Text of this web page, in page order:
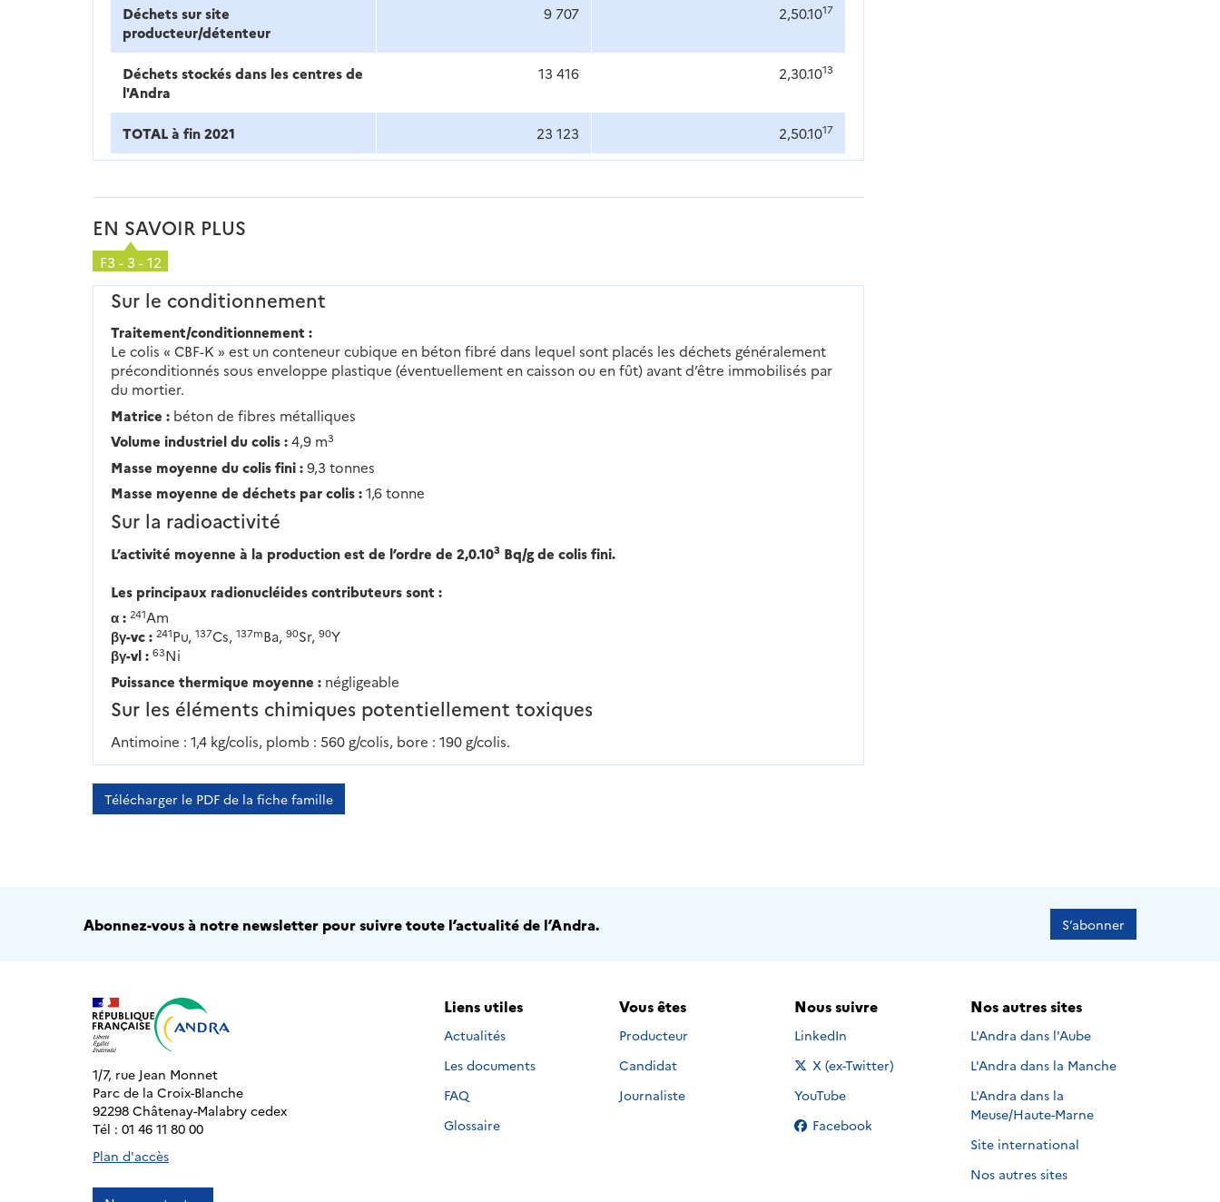
Déchets sur site
producteur/détenteur
9 707 2,50.1017
Déchets stockés dans les centres de
l'Andra
13 416 2,30.1013
TOTAL à fin 2021 23 123 2,50.1017
EN SAVOIR PLUS
F3 - 3 - 12
Sur le conditionnement
Traitement/conditionnement :
Le colis « CBF-K » est un conteneur cubique en béton fibré dans lequel sont placés les déchets généralement
préconditionnés sous enveloppe plastique (éventuellement en caisson ou en fût) avant d’être immobilisés par
du mortier.
Matrice : béton de fibres métalliques
Volume industriel du colis :4,9 m3
Masse moyenne du colis fini :9,3 tonnes
Masse moyenne de déchets par colis :1,6 tonne
Sur la radioactivité
L’activité moyenne à la production est de l’ordre de 2,0.103Bq/g de colis fini.
Les principaux radionucléides contributeurs sont :
α : 241Am
βγ-vc : 241Pu, 137Cs, 137mBa, 90Sr, 90Y
βγ-vl : 63Ni
Puissance thermique moyenne : négligeable
Sur les éléments chimiques potentiellement toxiques
Antimoine : 1,4 kg/colis, plomb : 560 g/colis, bore : 190 g/colis.
Télécharger le PDF de la fiche famille
Abonnez-vous à notre newsletter pour suivre toute l’actualité de l’Andra. S’abonner
1/7, rue Jean Monnet
Parc de la Croix-Blanche
92298 Châtenay-Malabry cedex
Tél : 01 46 11 80 00
Plan d'accès
Liens utiles
Actualités
Les documents
FAQ
Glossaire
Vous êtes
Producteur
Candidat
Journaliste
Nous suivre
Nous suivre sur
LinkedIn
Nous suivre sur
X (ex-Twitter)
Nous suivre sur
YouTube
Nous suivre sur
Facebook
Nos autres sites
L'Andra dans l'Aube
L'Andra dans la Manche
L'Andra dans la
Meuse/Haute-Marne
Site international
Nos autres sites